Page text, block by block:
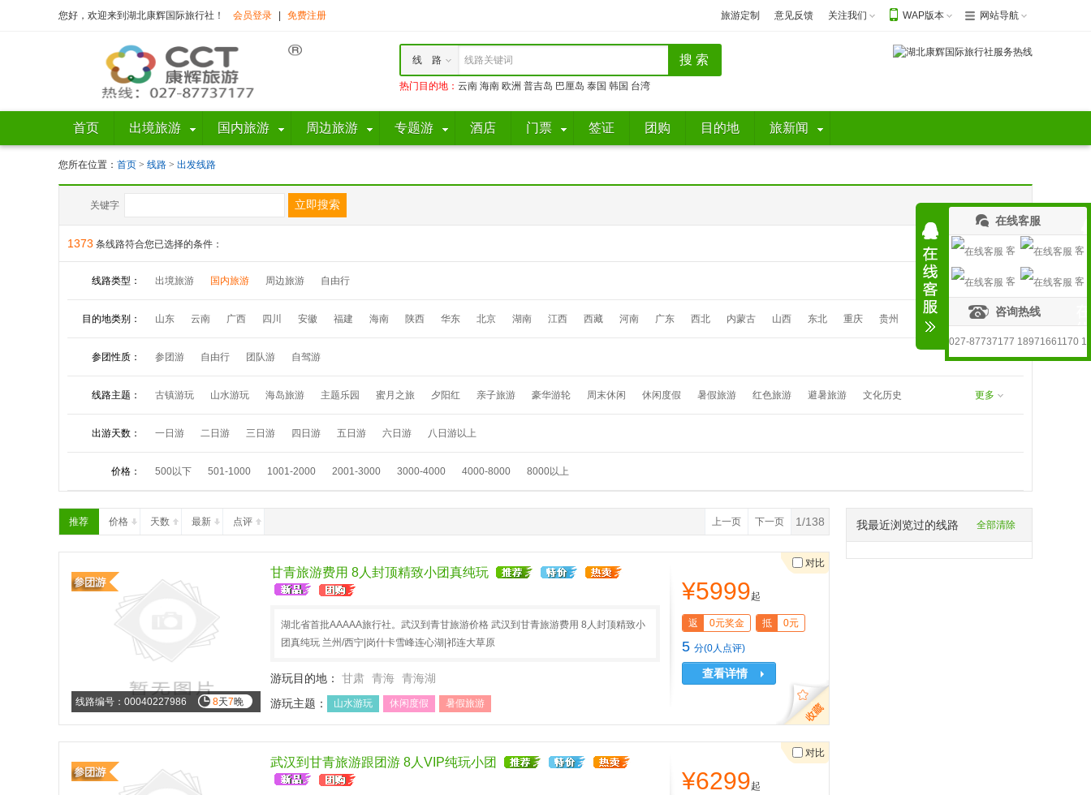
您好，欢迎来到湖北康辉国际旅行社！ 会员登录 免费注册 旅游定制 意见反馈 关注我们 WAP版本 网站导航
线路关键词
线 路
热门目的地 ： 云南 海南 欧洲 普吉岛 巴厘岛 泰国 韩国 台湾
首页 出境旅游 国内旅游 周边旅游 专题游 酒店 门票 签证 团购 目的地 旅新闻
您所在位置： 首页 > 线路 > 出发线路
关键字
1373 条线路符合您已选择的条件：
线路类型： 出境旅游 国内旅游 周边旅游 自由行
目的地类别： 山东 云南 广西 四川 安徽 福建 海南 陕西 华东 北京 湖南 江西 西藏 河南 广东 西北 内蒙古 山西 东北 重庆 贵州
参团性质： 参团游 自由行 团队游 自驾游
线路主题： 古镇游玩 山水游玩 海岛旅游 主题乐园 蜜月之旅 夕阳红 亲子旅游 豪华游轮 周末休闲 休闲度假 暑假旅游 红色旅游 避暑旅游 文化历史
夏令营活动 祈福朝拜 中秋小假 国庆长假 温泉养生 春节旅游
更多
出游天数： 一日游 二日游 三日游 四日游 五日游 六日游 八日游以上
价格： 500以下 501-1000 1001-2000 2001-3000 3000-4000 4000-8000 8000以上
推荐 价格 天数 最新 点评 上一页 下一页 1/138
8天7晚
线路编号：00040227986
甘青旅游费用 8人封顶精致小团真纯玩
湖北省首批AAAAA旅行社。武汉到青甘旅游价格 武汉到甘青旅游费用 8人封顶精致小
团真纯玩 兰州/西宁|岗什卡雪峰连心湖|祁连大草原
游玩目的地： 甘肃 青海 青海湖
游玩主题：
山水游玩 休闲度假 暑假旅游
¥5999起
返 0元奖金 抵 0元
5 分(0人点评)
查看详情
对比
武汉到甘青旅游跟团游 8人VIP纯玩小团
¥6299起
对比
全部清除
我最近浏览过的线路
在线客服
客
服1
客
服2
客
服3
客
咨询热线
027-87737177 18971661170 1